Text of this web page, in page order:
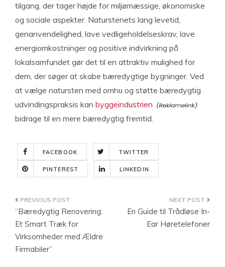
tilgang, der tager højde for miljømæssige, økonomiske
og sociale aspekter. Naturstenets lang levetid,
genanvendelighed, lave vedligeholdelseskrav, lave
energiomkostninger og positive indvirkning på
lokalsamfundet gør det til en attraktiv mulighed for
dem, der søger at skabe bæredygtige bygninger. Ved
at vælge natursten med omhu og støtte bæredygtig
udvindingspraksis kan byggeindustrien
bidrage til en mere bæredygtig fremtid.
FACEBOOK TWITTER
PINTEREST LINKEDIN
Indlægsnavigation
“Bæredygtig Renovering:
Et Smart Træk for
Virksomheder med Ældre
Firmabiler”
En Guide til Trådløse In-
Ear Høretelefoner